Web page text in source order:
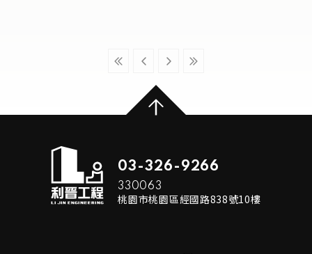
03-326-9266
330063
桃園市桃園區經國路838號10樓